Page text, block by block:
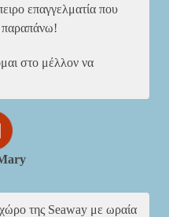
επαγγελματία που
παραπάνω!
στο μέλλον να
της Seaway με ωραία